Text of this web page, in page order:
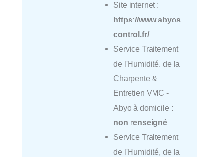
Site internet :
https://www.abyos
control.fr/
Service Traitement
de l'Humidité, de la
Charpente &
Entretien VMC -
Abyo à domicile :
non renseigné
Service Traitement
de l'Humidité, de la